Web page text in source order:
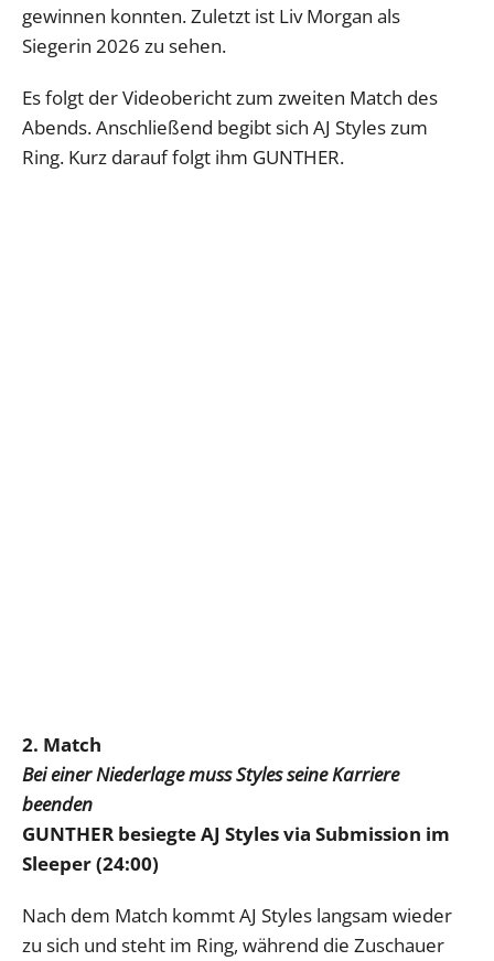
gewinnen konnten. Zuletzt ist Liv Morgan als
Siegerin 2026 zu sehen.
Es folgt der Videobericht zum zweiten Match des
Abends. Anschließend begibt sich AJ Styles zum
Ring. Kurz darauf folgt ihm GUNTHER.
2. Match
Bei einer Niederlage muss Styles seine Karriere
beenden
GUNTHER besiegte AJ Styles via Submission im
Sleeper (24:00)
Nach dem Match kommt AJ Styles langsam wieder
zu sich und steht im Ring, während die Zuschauer